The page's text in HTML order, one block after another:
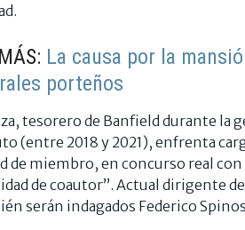
La causa por la
porteños
tesorero de Banfield durante la
(entre 2018 y 2021), enfrenta
de miembro, en concurso real
de coautor”. Actual dirigente
serán indagados Federico